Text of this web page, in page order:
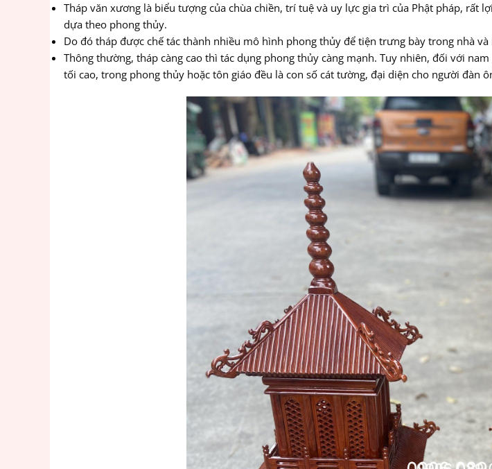
Tháp văn xương là biểu tượng của chùa chiền, trí tuệ và uy lực gia trì của Phật pháp, rất
dựa theo phong thủy.
Do đó tháp được chế tác thành nhiều mô hình phong thủy để tiện trưng bày trong nhà và
Thông thường, tháp càng cao thì tác dụng phong thủy càng mạnh. Tuy nhiên, đối với
tối cao, trong phong thủy hoặc tôn giáo đều là con số cát tường, đại diện cho người đàn